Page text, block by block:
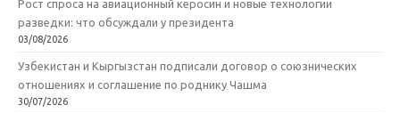
Рост спроса на авиационный керосин и новые технологии
разведки: что обсуждали у президента
03/08/2026
Узбекистан и Кыргызстан подписали договор о союзнических
отношениях и соглашение по роднику Чашма
30/07/2026